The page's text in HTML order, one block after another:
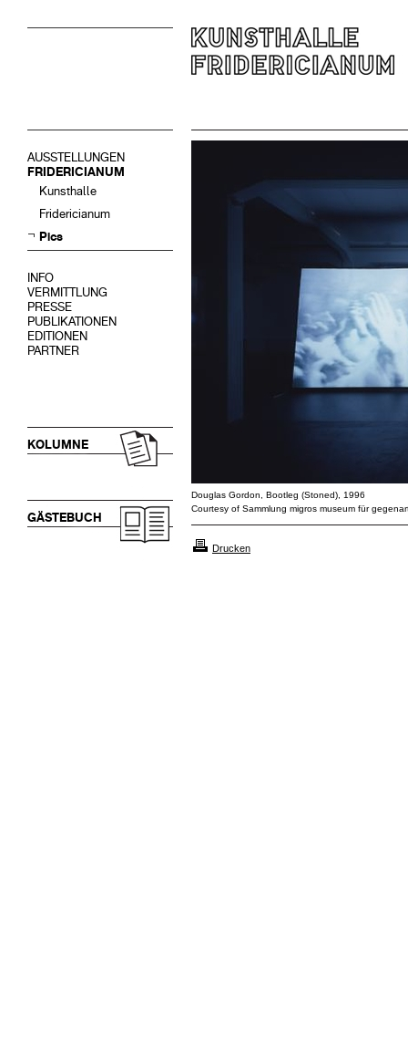
AUSSTELLUNGEN
FRIDERICIANUM
Kunsthalle
Fridericianum
Pics
INFO
VERMITTLUNG
PRESSE
PUBLIKATIONEN
EDITIONEN
PARTNER
KOLUMNE
GÄSTEBUCH
Douglas Gordon, Bootleg (Stoned), 1996
Courtesy of Sammlung migros museum für
Drucken